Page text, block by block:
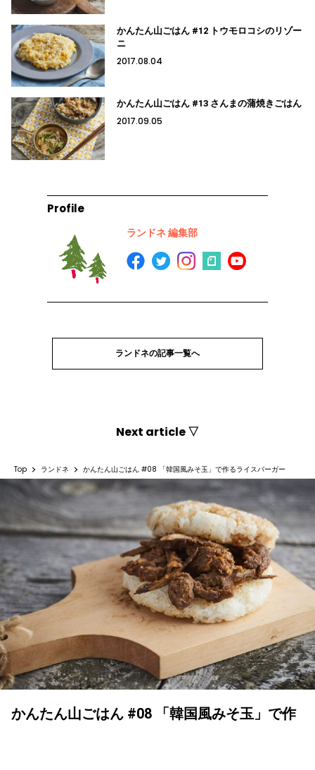
かんたん山ごはん #12 トウモロコシのリゾー
ニ
2017.08.04
かんたん山ごはん #13 さんまの蒲焼きごはん
2017.09.05
Profile
ランドネ 編集部
ランドネの記事一覧へ
Next article ▽
Top ランドネ かんたん山ごはん #08 「韓国風みそ玉」で作るライスバーガー
かんたん山ごはん #08 「韓国風みそ玉」で作